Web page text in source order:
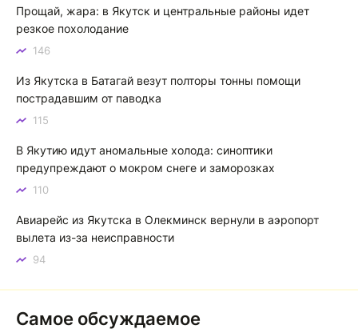
К
Котя злой
Зной в Сибири, тем более в Якутске. Никакой это не
тем более говорить не приходиться. Не зря даже в
песнях поют…
Прощай, жара: в Якутск и центральные районы идет
резкое похолодание
146
Из Якутска в Батагай везут полторы тонны помощи
пострадавшим от паводка
115
В Якутию идут аномальные холода: синоптики
предупреждают о мокром снеге и заморозках
110
Авиарейс из Якутска в Олекминск вернули в аэропорт
вылета из-за неисправности
94
Самое обсуждаемое